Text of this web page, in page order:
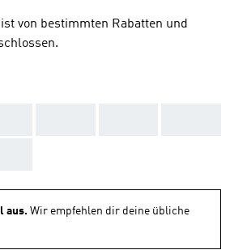
von bestimmten Rabatten und
aus. Wir empfehlen dir deine übliche